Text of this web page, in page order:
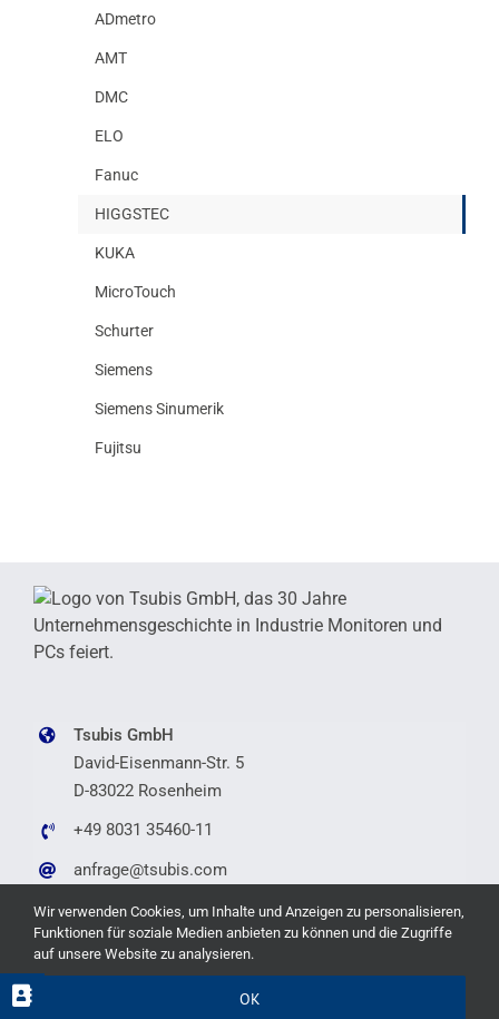
ADmetro
AMT
DMC
ELO
Fanuc
HIGGSTEC
KUKA
MicroTouch
Schurter
Siemens
Siemens Sinumerik
Fujitsu
Tsubis GmbH
David-Eisenmann-Str. 5
D-83022 Rosenheim
+49 8031 35460-11
anfrage@tsubis.com
Copyright © 2026 Tsubis GmbH |
Wir verwenden Cookies, um Inhalte und Anzeigen zu personalisieren,
Funktionen für soziale Medien anbieten zu können und die Zugriffe
auf unsere Website zu analysieren.
OK